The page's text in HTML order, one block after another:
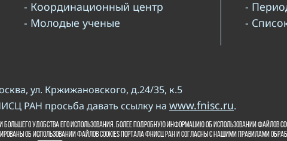
- Координационный центр
- Молодые ученые
-
-
ул. Кржижановского, д.24/35, к.5
РАН просьба давать ссылку на www.fnisc.ru.
копирайта
удобства его использования. Более подробную информацию об использовании файлов
об использовании файлов cookies портала ФНИСЦ РАН и согласны с нашими правилами